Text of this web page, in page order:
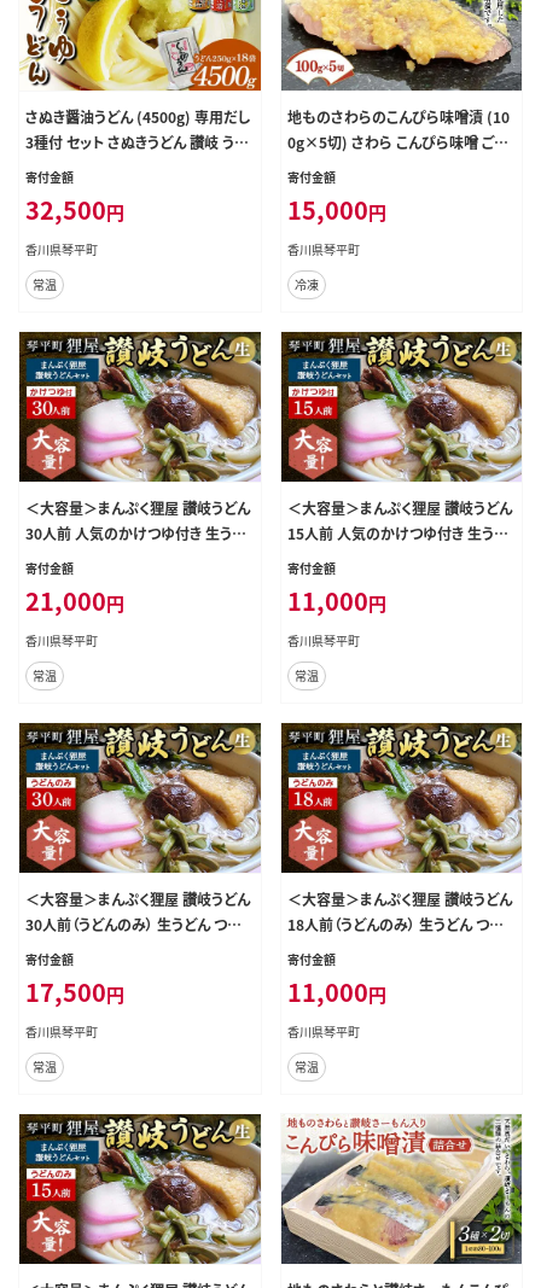
さぬき醤油うどん (4500g) 専用だし
3種付 セット さぬきうどん 讃岐 うど
ん ぶっかけ 釜揚げ 釜玉 だし だし
国 F5J-331
寄付金額
32,500円
香川県琴平町
常温
地ものさわらのこんぴら味噌漬 (10
0g×5切) さわら こんぴら味噌 ご当
地 魚 味噌漬け みそ漬け おかず お
J-400
寄付金額
15,000円
香川県琴平町
冷凍
＜大容量＞まんぷく狸屋 讃岐うどん
30人前 人気のかけつゆ付き 生うど
ん つゆ うどん 本場 讃岐 讃岐うどん
食品 四国 F5J-205
寄付金額
21,000円
香川県琴平町
常温
＜大容量＞まんぷく狸屋 讃岐うどん
15人前 人気のかけつゆ付き 生うど
ん つゆ うどん 本場 讃岐 讃岐うどん
食品 四国 F5J-206
寄付金額
11,000円
香川県琴平町
常温
＜大容量＞まんぷく狸屋 讃岐うどん
30人前（うどんのみ） 生うどん つゆ
うどん 本場 讃岐 讃岐うどん さぬき
国 F5J-207
寄付金額
17,500円
香川県琴平町
常温
＜大容量＞まんぷく狸屋 讃岐うどん
18人前（うどんのみ） 生うどん つゆ
うどん 本場 讃岐 讃岐うどん さぬき
国 F5J-208
寄付金額
11,000円
香川県琴平町
常温